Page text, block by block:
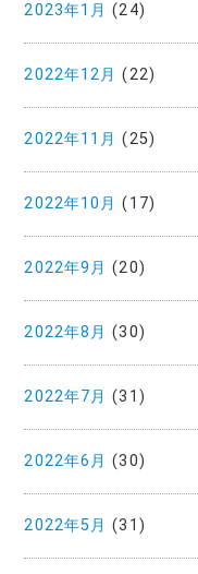
2023年1月 (24)
2022年12月 (22)
2022年11月 (25)
2022年10月 (17)
2022年9月 (20)
2022年8月 (30)
2022年7月 (31)
2022年6月 (30)
2022年5月 (31)